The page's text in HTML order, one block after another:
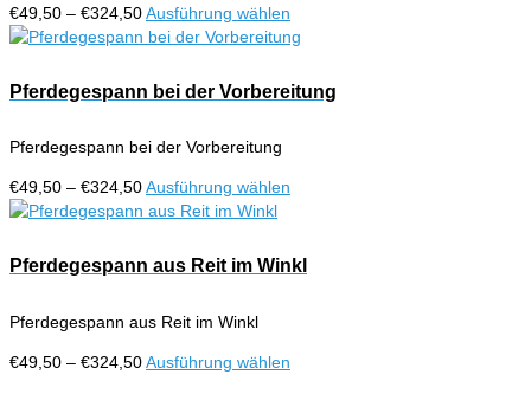
können
auf
Produktseite
€49,50 – €324,50Preisspanne:
€49,50
€324,50
Ausführung wählen
Produkt
mehrere
Varianten
können
Produktseite
Pferdegespann bei der Vorbereitung
Pferdegespann bei der Vorbereitung
€49,50 – €324,50Preisspanne:
€49,50
€324,50
Ausführung wählen
mehrere
Varianten
können
Pferdegespann aus Reit im Winkl
Pferdegespann aus Reit im Winkl
€49,50 – €324,50Preisspanne:
Ausführung wählen